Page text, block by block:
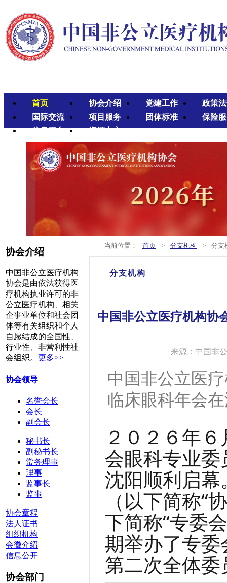
首页 协会介绍 党建工作
政策
国际交流
项目服务 团体标准
保险
信息平台
资源中心
协会介绍
中国非公立医疗机构
协会是由依法获得医
疗机构执业许可的非
公立医疗机构、相关
企事业单位和社会团
体等有关组织和个人
自愿结成的全国性、
行业性、非营利性社
会组织。 更多>>
协会领导
名誉会长
会长
副会长
秘书长
副秘书长
常务理事
理事
监事长
监事
协会章程
法人证书
组织机构
会徽介绍
信息公开
协会部门
当前位置： 首页 > 分支机构 > 分支
分支机构
中国非公立医疗机构协
来源：中国非
中国非公立医
临床眼科年会
２０２６年６
会眼科专业
沈阳顺利启
（以下简称“
下简称“专委
期举办了专
第二次全体